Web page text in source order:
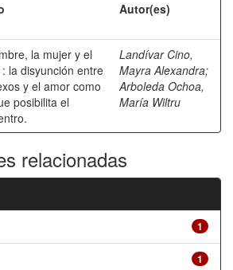
Autor(es)
la mujer y el
la disyunción entre
y el amor como
posibilita el
Landívar Cino,
Mayra Alexandra;
Arboleda Ochoa,
María Wiltru
relacionadas
1
1